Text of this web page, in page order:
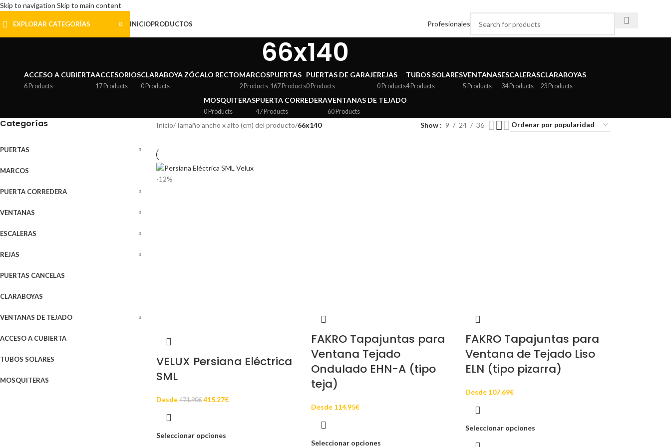
Skip to navigation Skip to main content
EXPLORAR CATEGORÍAS INICIOPRODUCTOS Profesionales
66x140
ACCESO A CUBIERTA
6 Products
ACCESORIOS
17 Products
CLARABOYA ZÓCALO RECTO
0 Products
MARCOS
2 Products
PUERTAS
167 Products
PUERTAS DE GARAJE
0 Products
REJAS
0 Products
TUBOS SOLARES
4 Products
VENTANAS
5 Products
ESCALERAS
34 Products
CLARABOYAS
23 Products
MOSQUITERAS
0 Products
PUERTA CORREDERA
47 Products
VENTANAS DE TEJADO
60 Products
Categorías
PUERTAS
MARCOS
PUERTA CORREDERA
VENTANAS
ESCALERAS
REJAS
PUERTAS CANCELAS
CLARABOYAS
VENTANAS DE TEJADO
ACCESO A CUBIERTA
TUBOS SOLARES
MOSQUITERAS
Inicio/Tamaño ancho x alto (cm) del producto/66x140 Show 9 24 36
-12%
VELUX Persiana Eléctrica
SML
Desde 471.90€ 415.27€
Seleccionar opciones
FAKRO Tapajuntas para
Ventana Tejado
Ondulado EHN-A (tipo
teja)
Desde 114.95€
Seleccionar opciones
FAKRO Tapajuntas para
Ventana de Tejado Liso
ELN (tipo pizarra)
Desde 107.69€
Seleccionar opciones